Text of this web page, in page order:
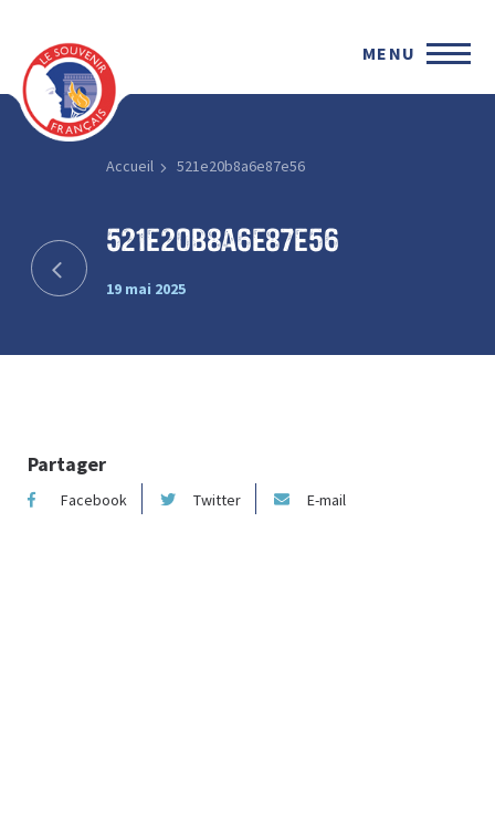
MENU
Accueil 521e20b8a6e87e56
521e20b8a6e87e56
19 mai 2025
Partager
Facebook Twitter E-mail